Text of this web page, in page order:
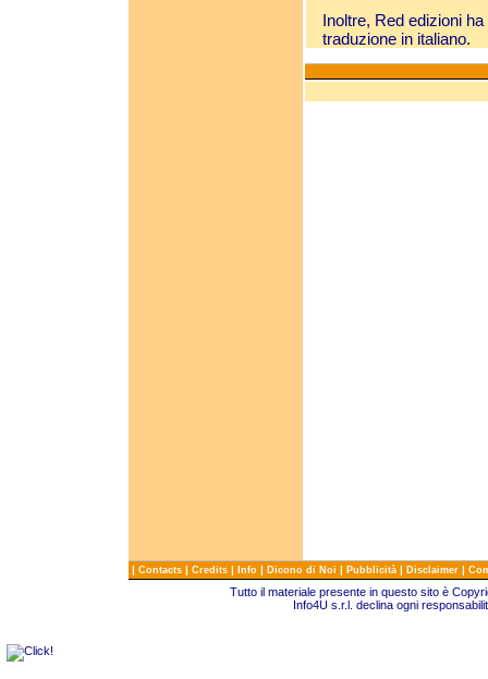
Inoltre, Red edizioni
traduzione in italiano.
| Contacts | Credits | Info | Dicono di Noi | Pubblicità | Disclaimer |
Tutto il materiale presente in questo sito è
Info4U s.r.l. declina ogni